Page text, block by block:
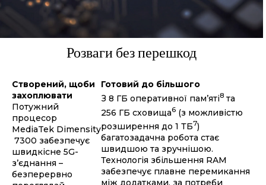
Розваги без перешкод
Створений, щоби
захоплювати
Потужний
процесор
MediaTek Dimensity
7300 забезпечує
швидкісне 5G-
з’єднання –
безперервно
Готовий до більшого
З 8 ГБ оперативної пам’яті8 та
256 ГБ сховища6 (з можливістю
розширення до 1 ТБ7)
багатозадачна робота стає
швидшою та зручнішою.
Технологія збільшення RAM
забезпечує плавне перемикання
між додатками, за потреби